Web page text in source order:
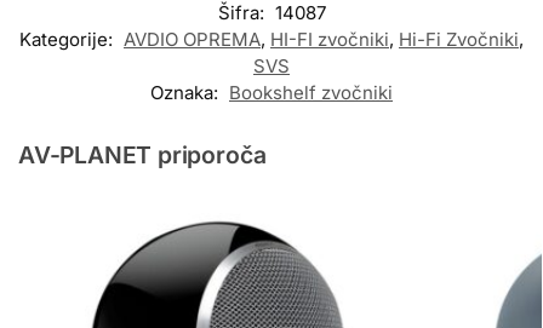
Šifra: 14087
Kategorije: AVDIO OPREMA, HI-FI zvočniki, Hi-Fi Zvočniki,
SVS
Oznaka: Bookshelf zvočniki
AV-PLANET priporoča